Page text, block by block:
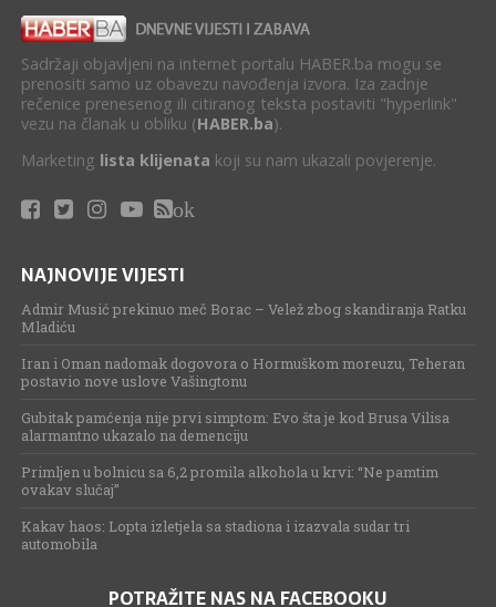
Sadržaji objavljeni na internet portalu HABER.ba mogu se
prenositi samo uz obavezu navođenja izvora. Iza zadnje
rečenice prenesenog ili citiranog teksta postaviti "hyperlink"
vezu na članak u obliku (HABER.ba).
Marketing lista klijenata koji su nam ukazali povjerenje.
ok
NAJNOVIJE VIJESTI
Admir Musić prekinuo meč Borac – Velež zbog skandiranja Ratku
Mladiću
Iran i Oman nadomak dogovora o Hormuškom moreuzu, Teheran
postavio nove uslove Vašingtonu
Gubitak pamćenja nije prvi simptom: Evo šta je kod Brusa Vilisa
alarmantno ukazalo na demenciju
Primljen u bolnicu sa 6,2 promila alkohola u krvi: “Ne pamtim
ovakav slučaj”
Kakav haos: Lopta izletjela sa stadiona i izazvala sudar tri
automobila
POTRAŽITE NAS NA FACEBOOKU